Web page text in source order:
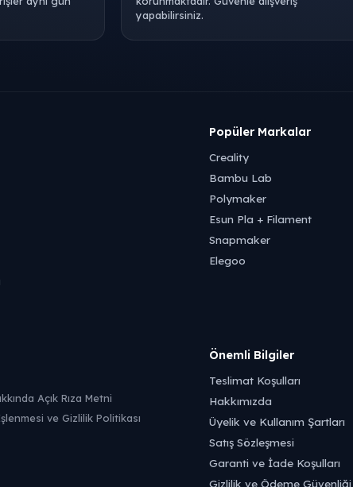
yapabilirsiniz.
Popüler Markalar
Creality
Bambu Lab
Polymaker
Esun Pla + Filament
Snapmaker
Elegoo
Açık Rıza Metni
ve Gizlilik Politikası
Önemli Bilgiler
Teslimat Koşulları
Hakkımızda
Üyelik ve Kullanım Şartları
Satış Sözleşmesi
Garanti ve İade Koşulları
Gizlilik ve Ödeme Güvenliği